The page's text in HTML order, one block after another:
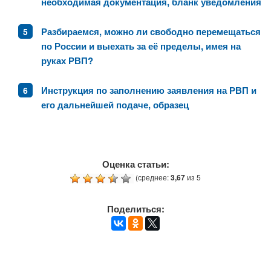
Разбираемся, можно ли свободно перемещаться
по России и выехать за её пределы, имея на
руках РВП?
Инструкция по заполнению заявления на РВП и
его дальнейшей подаче, образец
Оценка статьи:
(среднее:3,67из 5
Поделиться: